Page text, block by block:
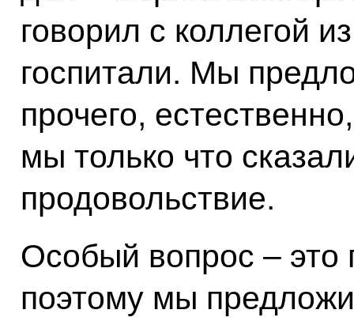
говорил с коллегой
госпитали. Мы
прочего,
мы только что
продовольствие.
Особый вопрос – это
поэтому мы